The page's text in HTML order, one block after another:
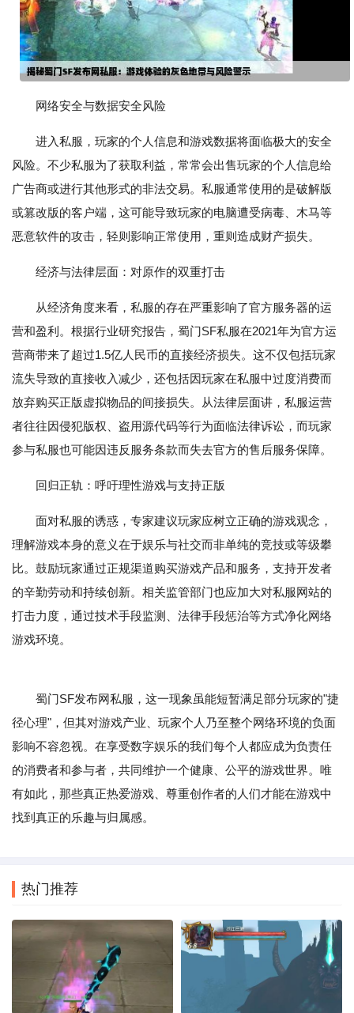
网络安全与数据安全风险
进入私服，玩家的个人信息和游戏数据将面临极大的安全
风险。不少私服为了获取利益，常常会出售玩家的个人信息给
广告商或进行其他形式的非法交易。私服通常使用的是破解版
或篡改版的客户端，这可能导致玩家的电脑遭受病毒、木马等
恶意软件的攻击，轻则影响正常使用，重则造成财产损失。
经济与法律层面：对原作的双重打击
从经济角度来看，私服的存在严重影响了官方服务器的运
营和盈利。根据行业研究报告，蜀门SF私服在2021年为官方运
营商带来了超过1.5亿人民币的直接经济损失。这不仅包括玩家
流失导致的直接收入减少，还包括因玩家在私服中过度消费而
放弃购买正版虚拟物品的间接损失。从法律层面讲，私服运营
者往往因侵犯版权、盗用源代码等行为面临法律诉讼，而玩家
参与私服也可能因违反服务条款而失去官方的售后服务保障。
回归正轨：呼吁理性游戏与支持正版
面对私服的诱惑，专家建议玩家应树立正确的游戏观念，
理解游戏本身的意义在于娱乐与社交而非单纯的竞技或等级攀
比。鼓励玩家通过正规渠道购买游戏产品和服务，支持开发者
的辛勤劳动和持续创新。相关监管部门也应加大对私服网站的
打击力度，通过技术手段监测、法律手段惩治等方式净化网络
游戏环境。
蜀门SF发布网私服，这一现象虽能短暂满足部分玩家的"捷
径心理"，但其对游戏产业、玩家个人乃至整个网络环境的负面
影响不容忽视。在享受数字娱乐的我们每个人都应成为负责任
的消费者和参与者，共同维护一个健康、公平的游戏世界。唯
有如此，那些真正热爱游戏、尊重创作者的人们才能在游戏中
找到真正的乐趣与归属感。
热门推荐